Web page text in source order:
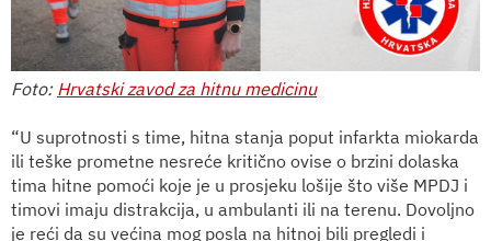
Foto: Hrvatski zavod za hitnu medicinu
“U suprotnosti s time, hitna stanja poput infarkta miokarda
ili teške prometne nesreće kritično ovise o brzini dolaska
tima hitne pomoći koje je u prosjeku lošije što više MPDJ i
timovi imaju distrakcija, u ambulanti ili na terenu. Dovoljno
je reći da su većina mog posla na hitnoj bili pregledi i